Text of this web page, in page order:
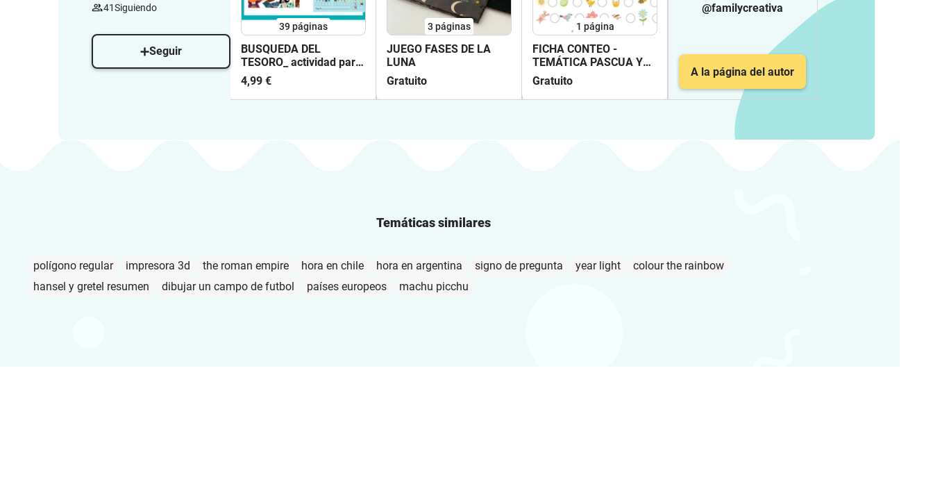
41Siguiendo
Seguir
39páginas
BUSQUEDA DEL
TESORO_ actividad para
jugar en casa
4,99 €
3 páginas
JUEGO FASES DE LA
LUNA
Gratuito
1 página
FICHA CONTEO -
TEMÁTICA PASCUA Y
PRIMAVERA
Gratuito
@familycreativa
A la página del autor
Temáticas similares
polígono regular impresora 3d the roman empire hora en chile hora en argentina signo de pregunta year light
colour the rainbow
hansel y gretel resumen
dibujar un campo de futbol países europeos machu picchu